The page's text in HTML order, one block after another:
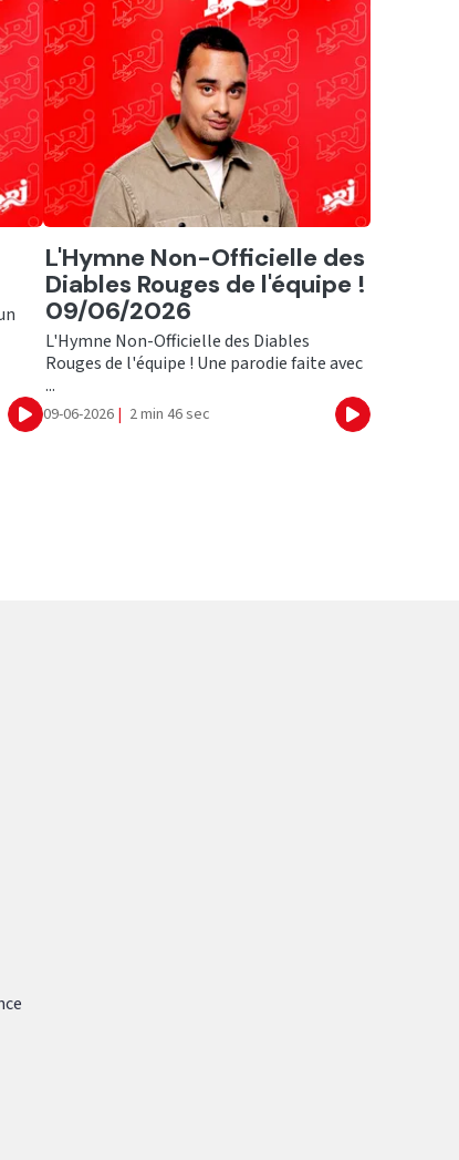
Ecouter
Ecouter
L'Hymne Non-Officielle des
Diables Rouges de l'équipe !
09/06/2026
L'Hymne Non-Officielle des Diables
Rouges de l'équipe ! Une parodie faite avec
...
09-06-2026 | 2 min 46 sec Ecouter